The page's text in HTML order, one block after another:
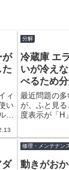
が
た
ィ
い
盤
か
分解
冷蔵庫 エ
いが冷え
べるため
TOSHIBA
最近問題の
が、ふと見
度表示が「H
ことだ。本
溜まった埃...
修理・メンテナン
動きがお